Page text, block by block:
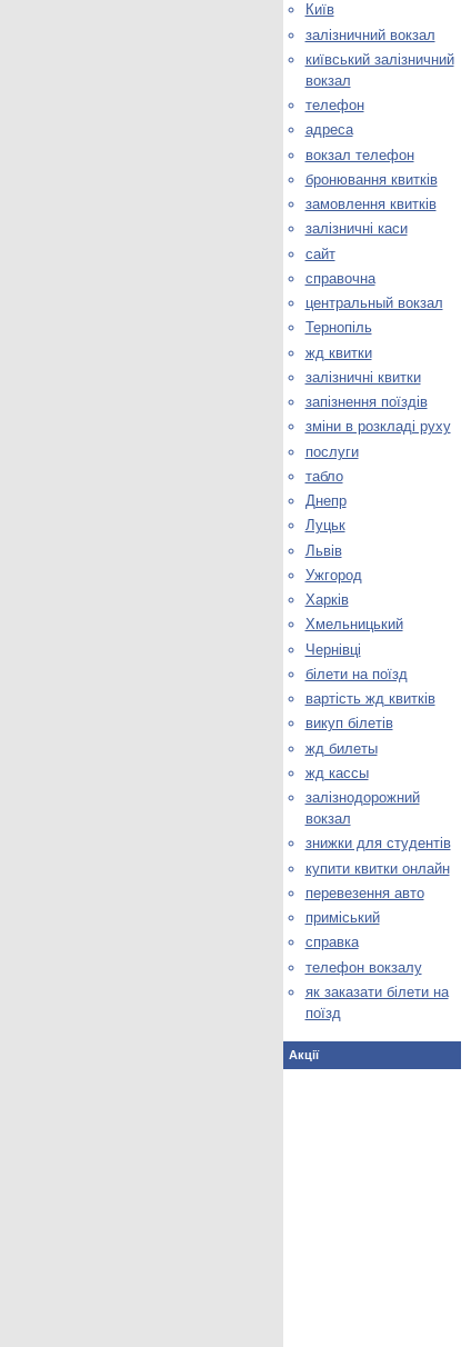
Київ
залізничний вокзал
київський залізничний
вокзал
телефон
адреса
вокзал телефон
бронювання квитків
замовлення квитків
залізничні каси
сайт
справочна
центральный вокзал
Тернопіль
жд квитки
залізничні квитки
запізнення поїздів
зміни в розкладі руху
послуги
табло
Днепр
Луцьк
Львів
Ужгород
Харків
Хмельницький
Чернівці
білети на поїзд
вартість жд квитків
викуп білетів
жд билеты
жд кассы
залізнодорожний
вокзал
знижки для студентів
купити квитки онлайн
перевезення авто
приміський
справка
телефон вокзалу
як заказати білети на
поїзд
Акції